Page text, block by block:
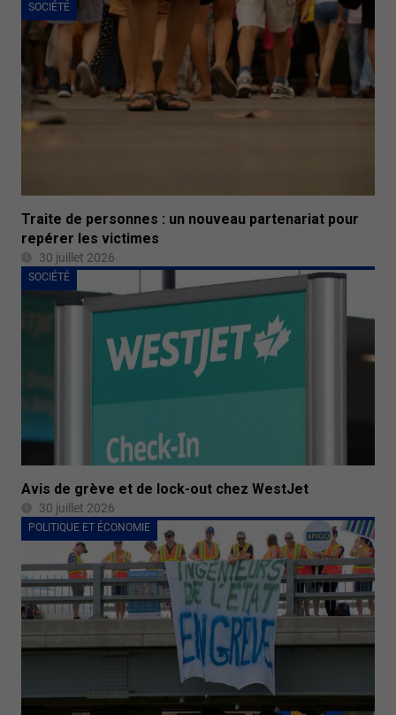
SOCIÉTÉ
Traite de personnes : un nouveau partenariat pour
repérer les victimes
30 juillet 2026
SOCIÉTÉ
Avis de grève et de lock-out chez WestJet
30 juillet 2026
POLITIQUE ET ÉCONOMIE